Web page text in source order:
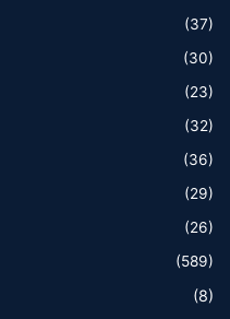
(37)
(30)
(23)
(32)
(36)
(29)
(26)
(589)
(8)